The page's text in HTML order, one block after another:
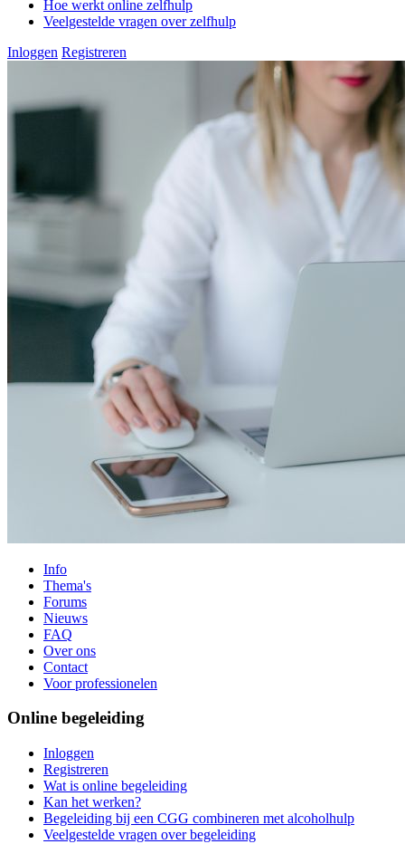
Hoe werkt online zelfhulp
Veelgestelde vragen over zelfhulp
Inloggen Registreren
Info
Thema's
Forums
Nieuws
FAQ
Over ons
Contact
Voor professionelen
Online begeleiding
Inloggen
Registreren
Wat is online begeleiding
Kan het werken?
Begeleiding bij een CGG combineren met alcoholhulp
Veelgestelde vragen over begeleiding